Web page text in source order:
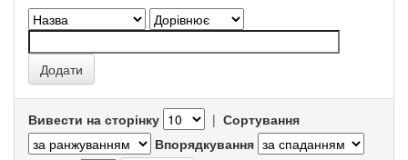
Вивести на сторінку | Сортування
Впорядкування